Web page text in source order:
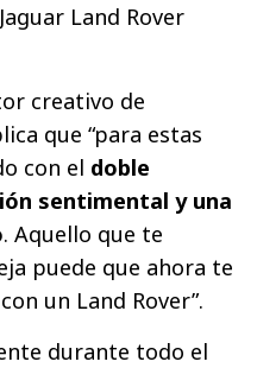
Land Rover
creativo de
que “para estas
con el doble
sentimental y una
. Aquello que te
puede que ahora te
un Land Rover”.
durante todo el